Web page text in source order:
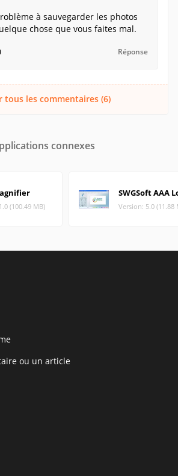
à sauvegarder les photos
chose que vous faites mal.
Réponse
tous les commentaires (6)
connexes
(100.49 MB)
SWGSoft AAA
Version: 5.0 (11.88
ou un article